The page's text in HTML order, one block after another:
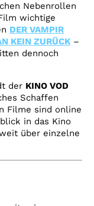
Nebenrollen
wichtige
DER VAMPIR
KEIN ZURÜCK –
dennoch
der KINO VOD
Schaffen
Filme sind online
in das Kino
über einzelne